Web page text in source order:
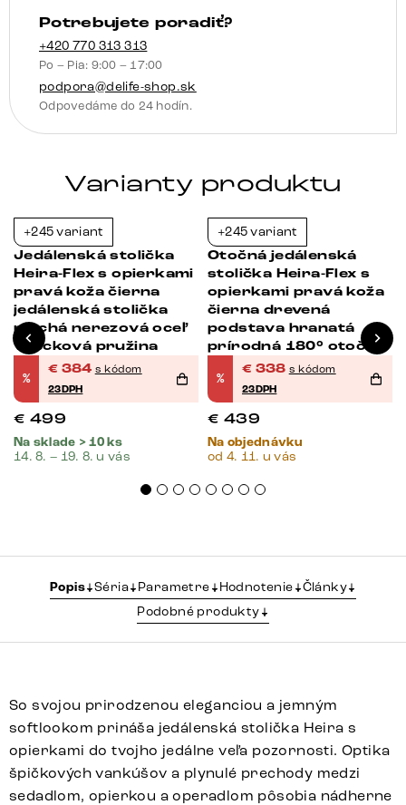
zúžená
nerezová
oceľ
otočná
o
180°
pružina
Potrebujete poradiť?
+420 770 313 313
Po – Pia: 9:00 – 17:00
podpora@delife-shop.sk
Odpovedáme do 24 hodín.
Varianty produktu
+245 variant
Jedálenská stolička
Heira-Flex s opierkami
pravá koža čierna
jedálenská stolička
plochá nerezová oceľ
vrecková pružina
%
€ 384 s kódom
23DPH
€ 499
Na sklade > 10 ks
14. 8. – 19. 8. u vás
+245 variant
Otočná jedálenská
stolička Heira-Flex s
opierkami pravá koža
čierna drevená
podstava hranatá
prírodná 180° otočná
vrecková pružina
%
€ 338 s kódom
23DPH
€ 439
Na objednávku
od 4. 11. u vás
Popis Séria Parametre Hodnotenie
Články
Podobné produkty
So svojou prirodzenou eleganciou a jemným
softlookom prináša jedálenská stolička Heira s
opierkami do tvojho jedálne veľa pozornosti. Optika
špičkových vankúšov a plynulé prechody medzi
sedadlom, opierkou a operadlom pôsobia nádherne